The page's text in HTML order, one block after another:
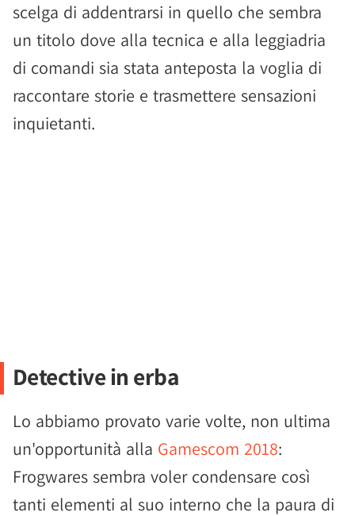
scelga di addentrarsi in quello che sembra
un titolo dove alla tecnica e alla leggiadria
di comandi sia stata anteposta la voglia di
raccontare storie e trasmettere sensazioni
inquietanti.
Detective in erba
Lo abbiamo provato varie volte, non ultima
un'opportunità alla Gamescom 2018:
Frogwares sembra voler condensare così
tanti elementi al suo interno che la paura di